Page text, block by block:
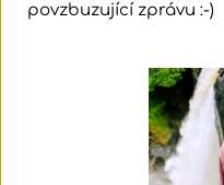
povzbuzující zprávu :-)